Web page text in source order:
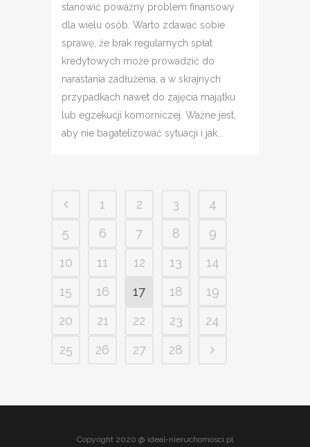
stanowić poważny problem finansowy
dla wielu osób. Warto zdawać sobie
sprawę, że brak regularnych spłat
kredytowych może prowadzić do
narastania zadłużenia, a w skrajnych
przypadkach nawet do zajęcia majątku
lub egzekucji komorniczej. Ważne jest,
aby nie bagatelizować sytuacji i jak...
1 2 3
4
5
6 7 8
9
10
11 12 13
14
15
16 17 18
19
20
21 22 23
24
25
26 27 28
Copyright 2020 @ ideal-nieruchomosci.pl